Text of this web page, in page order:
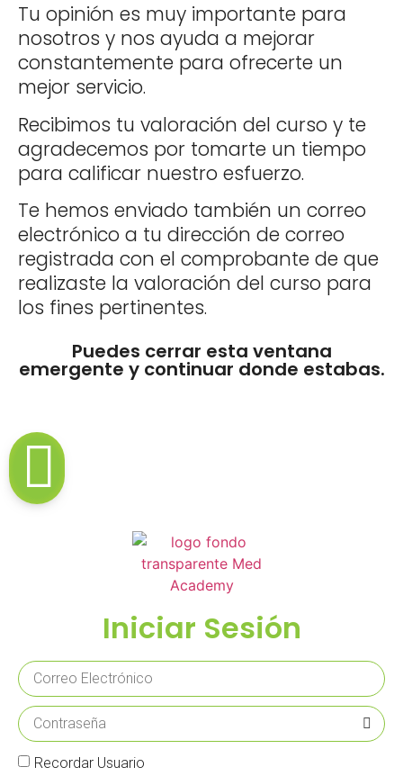
Tu opinión es muy importante para
nosotros y nos ayuda a mejorar
constantemente para ofrecerte un
mejor servicio.
Recibimos tu valoración del curso y te
agradecemos por tomarte un tiempo
para calificar nuestro esfuerzo.
Te hemos enviado también un correo
electrónico a tu dirección de correo
registrada con el comprobante de que
realizaste la valoración del curso para
los fines pertinentes.
Puedes cerrar esta ventana
emergente y continuar donde estabas.
Iniciar Sesión
Recordar Usuario